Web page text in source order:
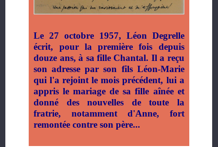
Le 27 octobre 1957, Léon Degrelle
écrit, pour la première fois depuis
douze ans, à sa fille Chantal. Il a reçu
son adresse par son fils Léon-Marie
qui l'a rejoint le mois précédent, lui a
appris le mariage de sa fille aînée et
donné des nouvelles de toute la
fratrie, notamment d'Anne, fort
remontée contre son père...